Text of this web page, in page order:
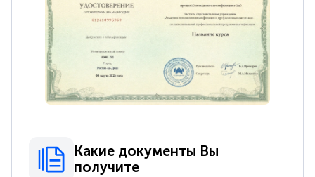
Какие документы Вы
получите